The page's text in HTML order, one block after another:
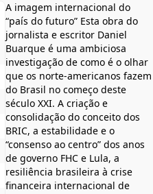
A imagem internacional do
“país do futuro” Esta obra do
jornalista e escritor Daniel
Buarque é uma ambiciosa
investigação de como é o olhar
que os norte-americanos fazem
do Brasil no começo deste
século XXI. A criação e
consolidação do conceito dos
BRIC, a estabilidade e o
“consenso ao centro” dos anos
de governo FHC e Lula, a
resiliência brasileira à crise
financeira internacional de